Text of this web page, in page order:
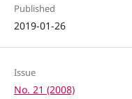
Published
2019-01-26
Issue
No. 21 (2008)